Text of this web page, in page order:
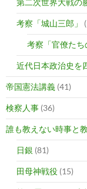
考察「城山三郎」
考察「官僚たち
近代日本政治史を
帝国憲法講義 (41)
検察人事 (36)
誰も教えない時事と
日銀 (81)
田母神戦役 (15)